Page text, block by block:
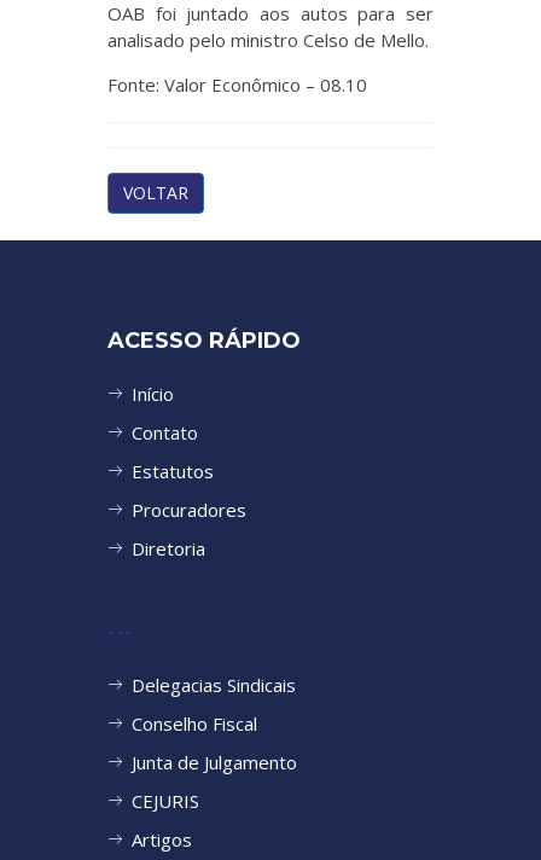
OAB foi juntado aos autos para ser
analisado pelo ministro Celso de Mello.
Fonte: Valor Econômico – 08.10
VOLTAR
ACESSO RÁPIDO
Início
Contato
Estatutos
Procuradores
Diretoria
---
Delegacias Sindicais
Conselho Fiscal
Junta de Julgamento
CEJURIS
Artigos